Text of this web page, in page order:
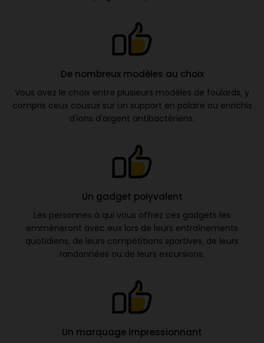
De nombreux modèles au choix
Vous avez le choix entre plusieurs modèles de foulards, y
compris ceux cousus sur un support en polaire ou enrichis
d'ions d'argent antibactériens.
Un gadget polyvalent
Les personnes à qui vous offrez ces gadgets les
emmèneront avec eux lors de leurs entraînements
quotidiens, de leurs compétitions sportives, de leurs
randonnées ou de leurs excursions.
Un marquage impressionnant